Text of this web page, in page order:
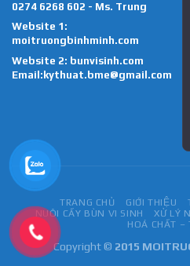
0274 6268 602 - Ms. Trung
Website 1:
moitruongbinhminh.com
Website 2: bunvisinh.com
Email:kythuat.bme@gmail.com
TRANG CHỦ GIỚI THIỆU
NUÔI CẤY BÙN VI SINH
XỬ LÝ
HOÁ CHẤT –
Copyright © 2015